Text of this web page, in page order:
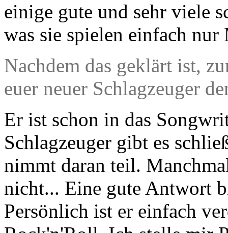
einige gute und sehr viele
was sie spielen einfach nur
Nachdem das geklärt ist,
euer neuer Schlagzeuger
Er ist schon in das
Schlagzeuger gibt es
nimmt daran teil.
nicht... Eine gute Antwort
Persönlich ist er einfach